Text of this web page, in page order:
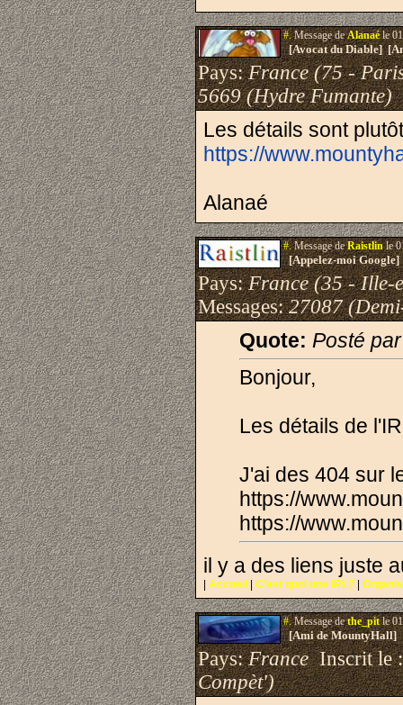
#.Message deAlanaéle
[Avocat du Diable]
Pays:France (75 -
5669 (Hydre Fumante)
Les détails sont
https://
Alanaé
#.Message deRaistlinle
[Appelez-moi
Pays:France (35 - Ille-
Messages:27087
Quote: Posté
Bonjour,
Les détails de
J'ai des 404 sur
https://
https://
il y a des liens juste
Accueil C'est quoi une IRL?
#.Message dethe_pitle
[Ami de MountyHall]
Pays:FranceInscrit le
Compèt')